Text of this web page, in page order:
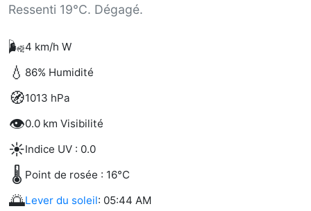
Ressenti 19°C. Dégagé.
🌬️4 km/h W
💧 86% Humidité
🧭1013 hPa
👁️0.0 km Visibilité
☀️Indice UV : 0.0
🌡️ Point de rosée : 16°C
🌅Lever du soleil: 05:44 AM